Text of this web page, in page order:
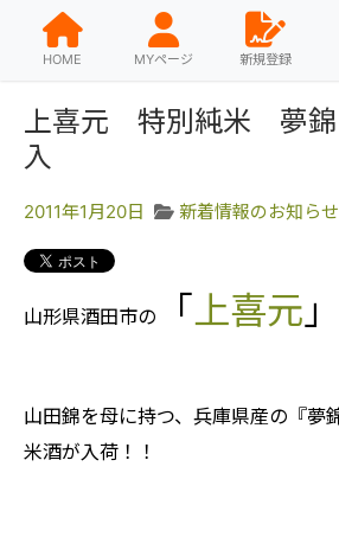
HOME MYページ 新規登録
上喜元 特別純米 夢
入
2011年1月20日 新着情報のお知らせ
山形県酒田市の 「上喜元 」
山田錦を母に持つ、兵庫県産の『夢
米酒が入荷！！